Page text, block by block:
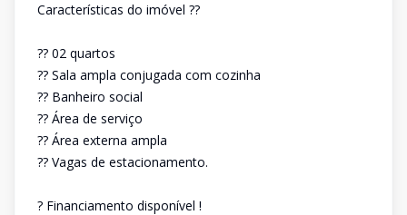
Características do imóvel ??
?? 02 quartos
?? Sala ampla conjugada com cozinha
?? Banheiro social
?? Área de serviço
?? Área externa ampla
?? Vagas de estacionamento.
? Financiamento disponível !